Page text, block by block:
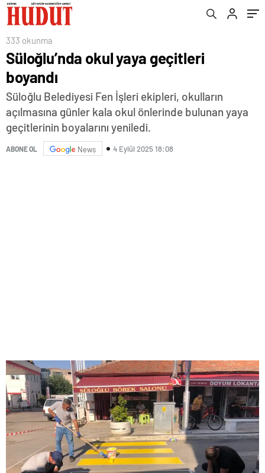
333 okunma
Süloğlu’nda okul yaya geçitleri
boyandı
Süloğlu Belediyesi Fen İşleri ekipleri, okulların
açılmasına günler kala okul önlerinde bulunan yaya
geçitlerinin boyalarını yeniledi.
ABONE OL News 4 Eylül 2025 18:08